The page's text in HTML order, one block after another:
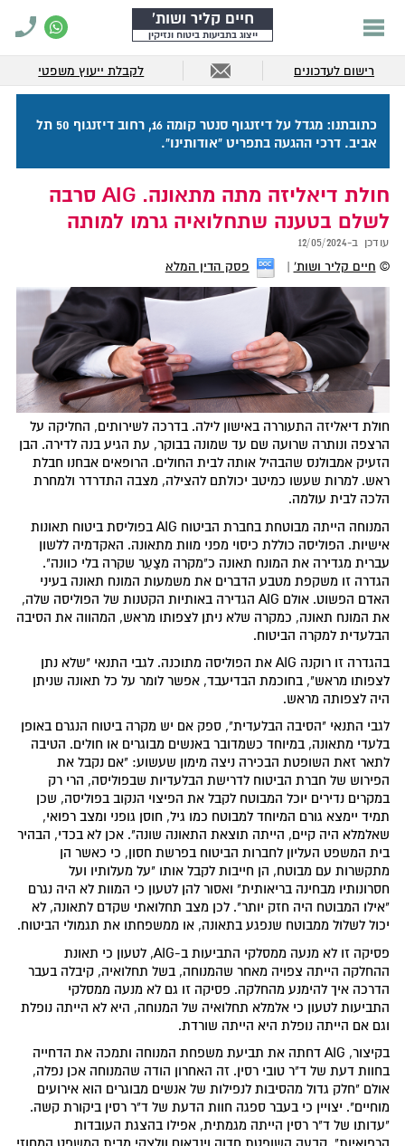
חיים קליר ושות'
ייצוג בתביעות ביטוח ונזיקין
רישום לעדכונים לקבלת ייעוץ משפטי
כתובתנו: מגדל על דיזנגוף סנטר קומה 16, רחוב דיזנגוף 50 תל
אביב. דרכי ההגעה בתפריט "אודותינו".
חולת דיאליזה מתה מתאונה. AIG סרבה
לשלם בטענה שתחלואיה גרמו למותה
עודכן ב-12/05/2024
© חיים קליר ושות' פסק הדין המלא
חולת דיאליזה התעוררה באישון לילה. בדרכה לשירותים, החליקה על
הרצפה ונותרה שרועה שם עד שמונה בבוקר, עת הגיע בנה לדירה. הבן
הזעיק אמבולנס שהבהיל אותה לבית החולים. הרופאים אבחנו חבלת
ראש. למרות שעשו כמיטב יכולתם להצילה, מצבה התדרדר ולמחרת
הלכה לבית עולמה.
המנוחה הייתה מבוטחת בחברת הביטוח AIG בפוליסת ביטוח תאונות
אישיות. הפוליסה כוללת כיסוי מפני מוות מתאונה. האקדמיה ללשון
עברית מגדירה את המונח תאונה כ"מקרה מצַעֵר שקרה בלי כוונה".
הגדרה זו משקפת מטבע הדברים את משמעות המונח תאונה בעיני
האדם הפשוט. אולם AIG הגדירה באותיות הקטנות של הפוליסה שלה,
את המונח תאונה, כמקרה שלא ניתן לצפותו מראש, המהווה את הסיבה
הבלעדית למקרה הביטוח.
בהגדרה זו רוקנה AIG את הפוליסה מתוכנה. לגבי התנאי "שלא נתן
לצפותו מראש", בחוכמת הבדיעבד, אפשר לומר על כל תאונה שניתן
היה לצפותה מראש.
לגבי התנאי "הסיבה הבלעדית", ספק אם יש מקרה ביטוח הנגרם באופן
בלעדי מתאונה, במיוחד כשמדובר באנשים מבוגרים או חולים. הטיבה
לתאר זאת השופטת הבכירה ניצה מימון שעשוע: "אם נקבל את
הפירוש של חברת הביטוח לדרישת הבלעדיות שבפוליסה, הרי רק
במקרים נדירים יוכל המבוטח לקבל את הפיצוי הנקוב בפוליסה, שכן
תמיד יימצא גורם המיוחד למבוטח כמו גיל, חוסן גופני ומצב רפואי,
שאלמלא היה קיים, הייתה תוצאת התאונה שונה". אכן לא בכדי, הבהיר
בית המשפט העליון לחברות הביטוח בפרשת חסון, כי כאשר הן
מתקשרות עם מבוטח, הן חייבות לקבל אותו "על מעלותיו ועל
חסרונותיו מבחינה בריאותית" ואסור להן לטעון כי המוות לא היה נגרם
"אילו המבוטח היה חזק יותר". לכן מצב תחלואתי שקדם לתאונה, לא
יכול לשלול ממבוטח שנפגע בתאונה, או ממשפחתו את תגמולי הביטוח.
פסיקה זו לא מנעה ממסלקי התביעות ב-AIG, לטעון כי תאונת
ההחלקה הייתה צפויה מאחר שהמנוחה, בשל תחלואיה, קיבלה בעבר
הדרכה איך להימנע מהחלקה. פסיקה זו גם לא מנעה ממסלקי
התביעות לטעון כי אלמלא תחלואיה של המנוחה, היא לא הייתה נופלת
וגם אם הייתה נופלת היא הייתה שורדת.
בקיצור, AIG דחתה את תביעת משפחת המנוחה ותמכה את הדחייה
בחוות דעת של ד"ר טובי רסין. זה האחרון הודה שהמנוחה אכן נפלה,
אולם "חלק גדול מהסיבות לנפילות של אנשים מבוגרים הוא אירועים
מוחיים". יצויין כי בעבר ספגה חוות הדעת של ד"ר רסין ביקורת קשה.
"עדותו של ד"ר רסין הייתה מגמתית, אפילו בהצגת העובדות